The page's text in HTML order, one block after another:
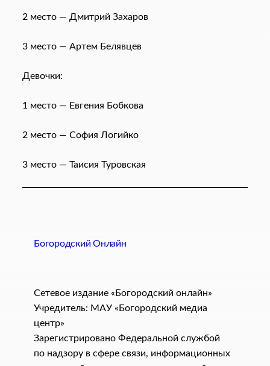
2 место — Дмитрий Захаров
3 место — Артем Белявцев
Девочки:
1 место — Евгения Бобкова
2 место — София Логийко
3 место — Таисия Туровская
Богородский Онлайн
Сетевое издание «Богородский онлайн»
Учредитель: МАУ «Богородский медиа
центр»
Зарегистрировано Федеральной службой
по надзору в сфере связи, информационных